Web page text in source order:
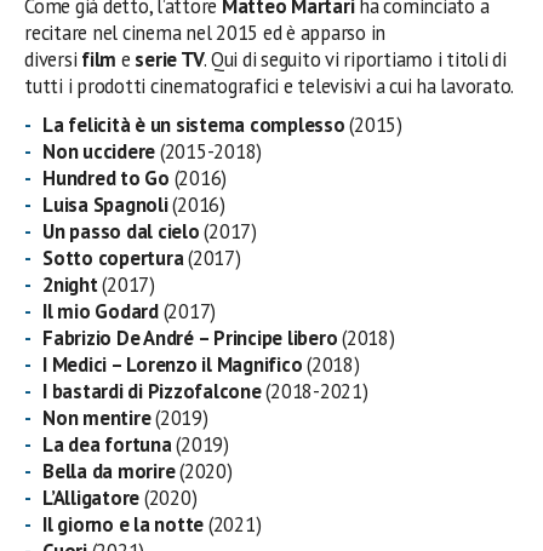
Come già detto, l’attore Matteo Martari ha cominciato a
recitare nel cinema nel 2015 ed è apparso in
diversi film e serie TV. Qui di seguito vi riportiamo i titoli di
tutti i prodotti cinematografici e televisivi a cui ha lavorato.
La felicità è un sistema complesso(2015)
Non uccidere(2015-2018)
Hundred to Go (2016)
Luisa Spagnoli(2016)
Un passo dal cielo(2017)
Sotto copertura(2017)
2night(2017)
Il mio Godard(2017)
Fabrizio De André – Principe libero(2018)
I Medici – Lorenzo il Magnifico(2018)
I bastardi di Pizzofalcone(2018-2021)
Non mentire(2019)
La dea fortuna(2019)
Bella da morire(2020)
L’Alligatore(2020)
Il giorno e la notte(2021)